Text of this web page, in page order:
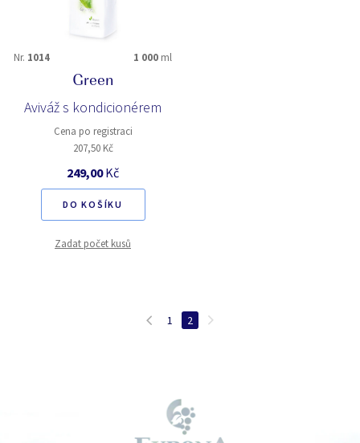
Nr. 1014 1 000 ml
Green
Aviváž s kondicionérem
Cena po registraci
207,50 Kč
249,00Kč
DO KOŠÍKU
Zadat počet kusů
1 2